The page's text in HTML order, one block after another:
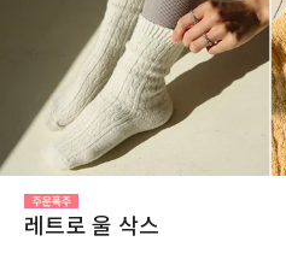
레트로 울 삭스